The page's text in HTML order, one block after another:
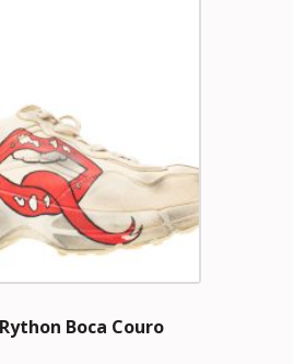
Boca Couro